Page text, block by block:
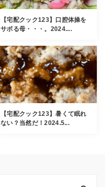
【宅配クック123】口腔体操を
サボる母・・・。2024....
【宅配クック123】暑くて眠れ
ない？当然だ！2024.5...